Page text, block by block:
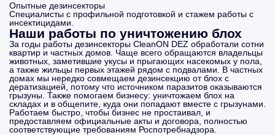
Опытные дезинсекторы
Специалисты с профильной подготовкой и стажем работы с
инсектицидами.
Наши работы по уничтожению блох
За годы работы дезинсекторы CleanON DEZ обработали сотни
квартир и частных домов. Чаще всего обращаются владельцы
животных, заметившие укусы и прыгающих насекомых у пола,
а также жильцы первых этажей рядом с подвалами. В частных
домах мы нередко совмещаем дезинсекцию от блох с
дератизацией, потому что источником паразитов оказываются
грызуны. Также помогаем бизнесу: уничтожаем блох на
складах и в общепите, куда они попадают вместе с грызунами.
Работаем быстро, чтобы бизнес не простаивал, и
предоставляем официальные акты и договора, полностью
соответствующие требованиям Роспотребнадзора.